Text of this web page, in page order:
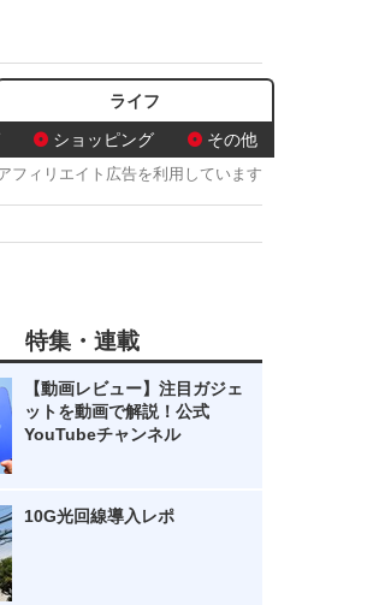
ショッピング その他
ライフ
フィリエイト広告を利用しています
特集・連載
【動画レビュー】注目ガジェ
ットを動画で解説！公式
YouTubeチャンネル
10G光回線導入レポ